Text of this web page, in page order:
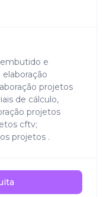
embutido e
projetos
de cálculo,
projetos
cftv;
projetos .